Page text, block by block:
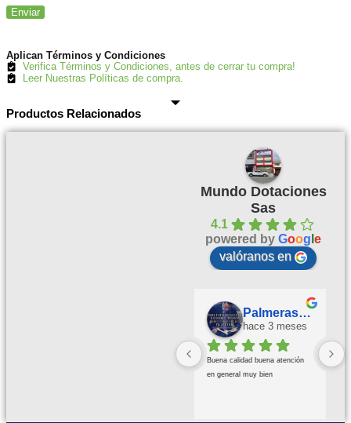
Aplican Términos y Condiciones
Verifica Términos y Condiciones, antes de cerrar tu compra!
Leer Nuestras Políticas de compra.
Productos Relacionados
Mundo Dotaciones
Sas
4.1
powered by Goog e
valóranos en
Palmeras Doradas
hace 3 meses
Buena calidad buena atención
en general muy bien